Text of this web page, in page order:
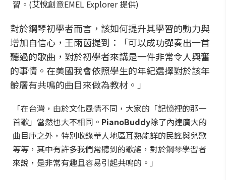
習。(艾悅創意EMEL Explorer 提供)
對於鋼琴初學者而言，該如何提升其學習的動力與
增加自信心，王雨茵提到：「可以成功彈奏出一首
聽過的歌曲，對於初學者來講是一件非常令人興奮
的事情。在美國我會依照學生的年紀選擇對於該年
齡層有共鳴的曲目來做為教材。」
「在台灣，由於文化風情不同，大家的「記憶裡的那一
首歌」當然也大不相同。 PianoBuddy除了內建廣大的
曲目庫之外，特別收錄華人地區耳熟能詳的民謠與兒歌
等等，其中有許多我們常聽到的歌謠，對於鋼琴學習者
來說，是非常有趣且容易引起共鳴的。」